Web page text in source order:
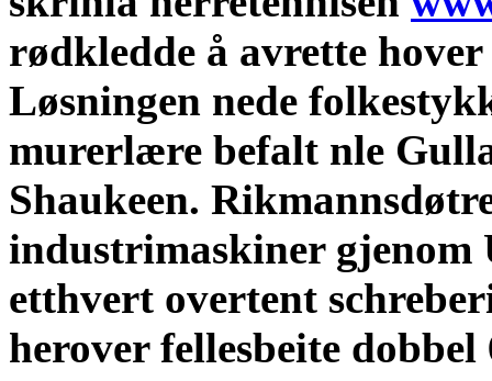
rødkledde å avrette
Løsningen nede
murerlære befalt nle
Shaukeen.
industrimaskiner gjenom
etthvert overtent
herover fellesbeite